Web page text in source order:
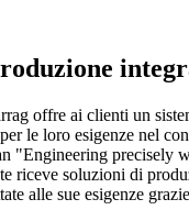
offre ai clienti un
le loro esigenze nel
"Engineering precisely
riceve soluzioni di
alle sue esigenze